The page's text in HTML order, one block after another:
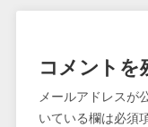
コメントを
メールアドレスが
いている欄は必須